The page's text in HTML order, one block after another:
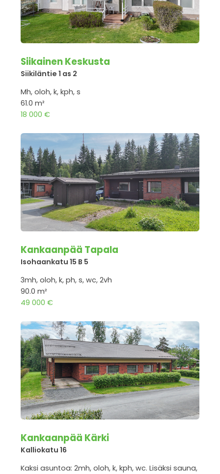
Siikainen Keskusta
Siikiläntie 1 as 2
Mh, oloh, k, kph, s
61.0 m²
18 000 €
Kankaanpää Tapala
Isohaankatu 15 B 5
3mh, oloh, k, ph, s, wc, 2vh
90.0 m²
49 000 €
Kankaanpää Kärki
Kalliokatu 16
Kaksi asuntoa: 2mh, oloh, k, kph, wc. Lisäksi sauna,